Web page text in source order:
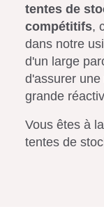
tentes de
compétitifs,
dans notre
d'un large
d'assurer
grande
Vous êtes à
tentes de